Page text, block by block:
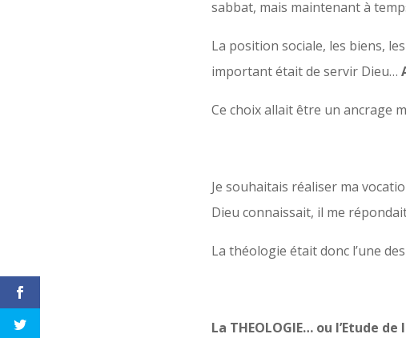
sabbat, mais maintenant à
La position sociale, les biens,
important était de servir Dieu…
Ce choix allait être un ancrage
Je souhaitais réaliser ma
Dieu connaissait, il me
La théologie était donc l’une
La THEOLOGIE… ou l’Etude